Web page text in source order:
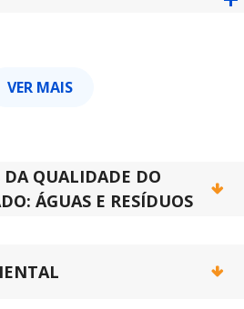
VER MAIS
QUALIDADE DO
ÁGUAS E RESÍDUOS